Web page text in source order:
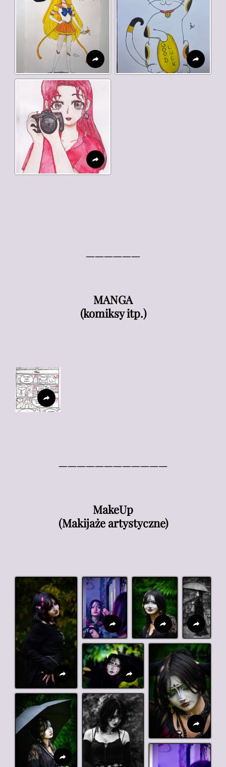
——————
MANGA
(komiksy itp.)
————————————
MakeUp
(Makijaże artystyczne)